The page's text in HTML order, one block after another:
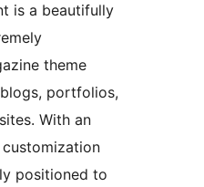
is a beautifully
theme
portfolios,
With an
positioned to